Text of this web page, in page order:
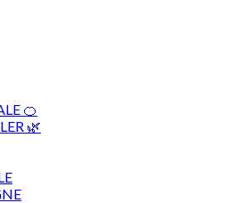
🍊
🌿